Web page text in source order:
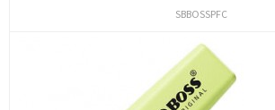
SBBOSSPFC